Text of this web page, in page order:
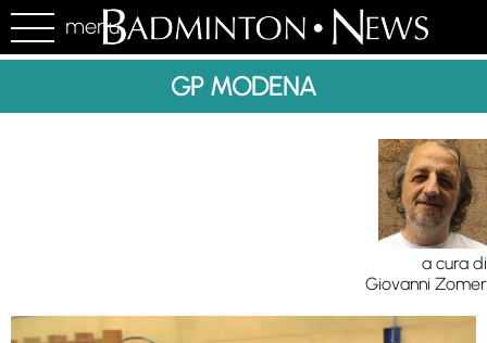
menu
GP MODENA
a cura di
Giovanni Zomer